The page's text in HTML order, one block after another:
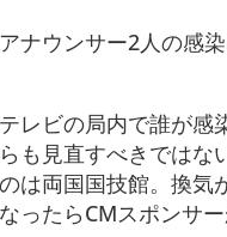
ナウンサー2人の感
レビの局内で誰が
も見直すべきでは
は両国国技館。換気
ったらCMスポンサ